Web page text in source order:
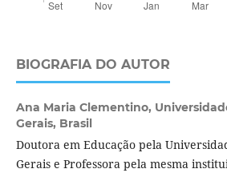
BIOGRAFIA DO AUTOR
Ana Maria Clementino,
Gerais, Brasil
Doutora em Educação pela
Gerais e Professora pela mesma